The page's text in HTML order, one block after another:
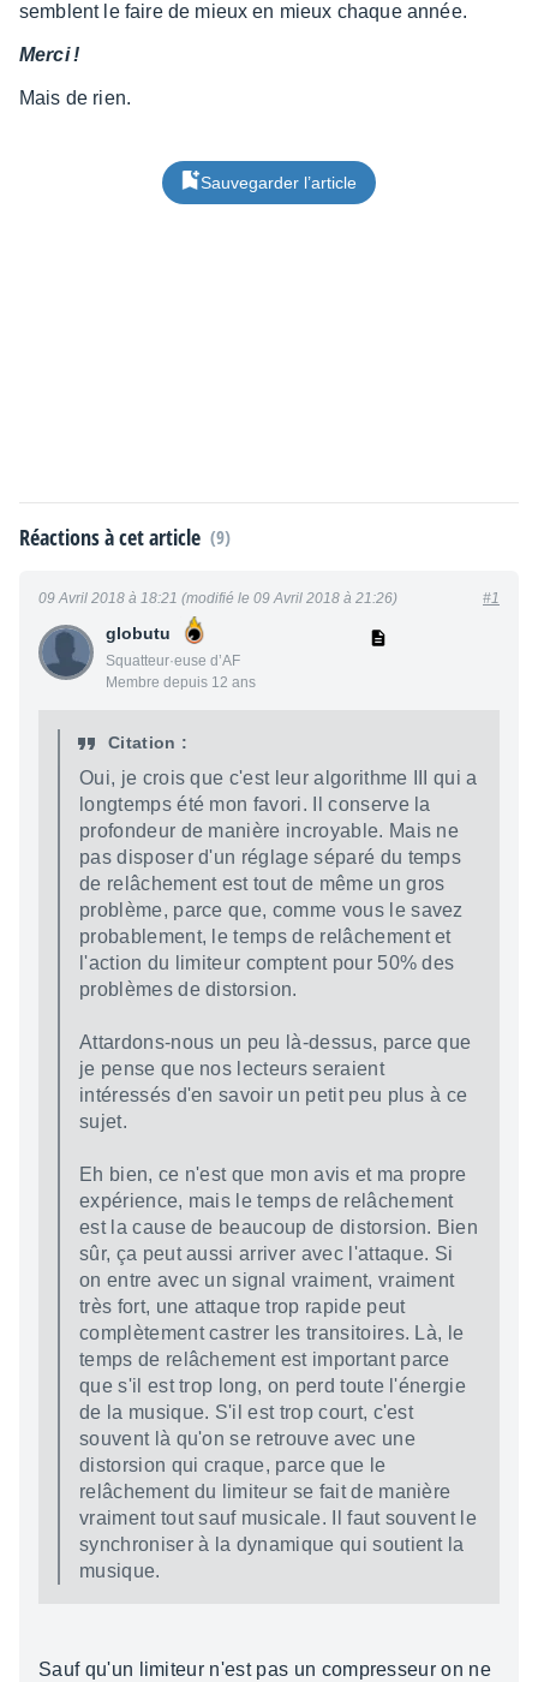
semblent le faire de mieux en mieux chaque année.
Merci !
Mais de rien.
Sauvegarder l’article
Réactions à cet article (9)
globutu
Squatteur·euse d’AF
Membre depuis 12 ans
09 Avril 2018 à 18:21 (modifié le 09 Avril 2018 à 21:26) #1
Citation :
Oui, je crois que c'est leur algorithme III qui a
longtemps été mon favori. Il conserve la
profondeur de manière incroyable. Mais ne
pas disposer d'un réglage séparé du temps
de relâchement est tout de même un gros
problème, parce que, comme vous le savez
probablement, le temps de relâchement et
l'action du limiteur comptent pour 50% des
problèmes de distorsion.
Attardons-nous un peu là-dessus, parce que
je pense que nos lecteurs seraient
intéressés d'en savoir un petit peu plus à ce
sujet.
Eh bien, ce n'est que mon avis et ma propre
expérience, mais le temps de relâchement
est la cause de beaucoup de distorsion. Bien
sûr, ça peut aussi arriver avec l'attaque. Si
on entre avec un signal vraiment, vraiment
très fort, une attaque trop rapide peut
complètement castrer les transitoires. Là, le
temps de relâchement est important parce
que s'il est trop long, on perd toute l'énergie
de la musique. S'il est trop court, c'est
souvent là qu'on se retrouve avec une
distorsion qui craque, parce que le
relâchement du limiteur se fait de manière
vraiment tout sauf musicale. Il faut souvent le
synchroniser à la dynamique qui soutient la
musique.
Sauf qu'un limiteur n'est pas un compresseur on ne